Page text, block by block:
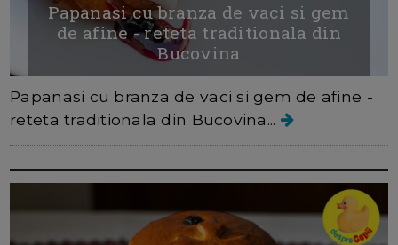
Papanasi cu branza de vaci si gem
de afine - reteta traditionala din
Bucovina
Papanasi cu branza de vaci si gem de afine -
reteta traditionala din Bucovina...